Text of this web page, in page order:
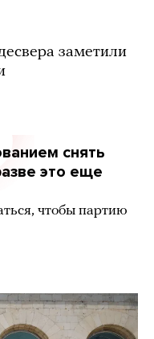
заметили
снять
это еще
чтобы партию